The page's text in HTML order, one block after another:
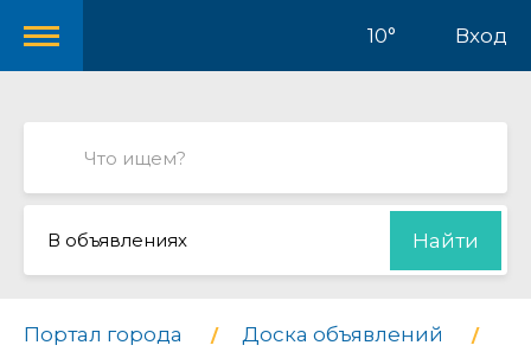
10° Вход
В объявлениях Найти
Портал города
Доска объявлений